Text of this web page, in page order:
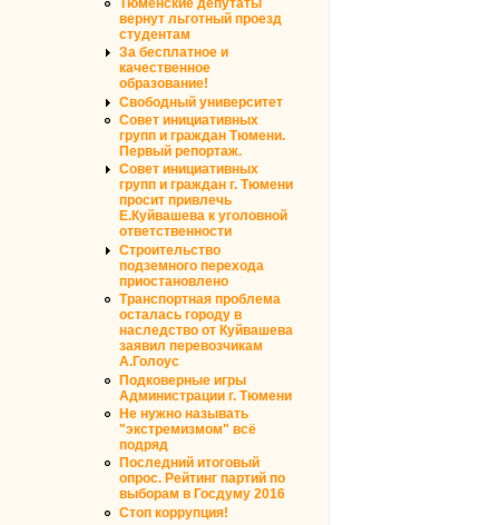
вернут льготный проезд
студентам
За бесплатное и
качественное
образование!
Свободный университет
Совет инициативных
групп и граждан Тюмени.
Первый репортаж.
Совет инициативных
групп и граждан г. Тюмени
просит привлечь
Е.Куйвашева к уголовной
ответственности
Строительство
подземного перехода
приостановлено
Транспортная проблема
осталась городу в
наследство от Куйвашева
заявил перевозчикам
А.Голоус
Подковерные игры
Администрации г. Тюмени
Не нужно называть
"экстремизмом" всё
подряд
Последний итоговый
опрос. Рейтинг партий по
выборам в Госдуму 2016
Стоп коррупция!